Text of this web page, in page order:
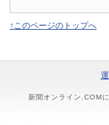
↑このページのトップへ
新聞オンライン.COM